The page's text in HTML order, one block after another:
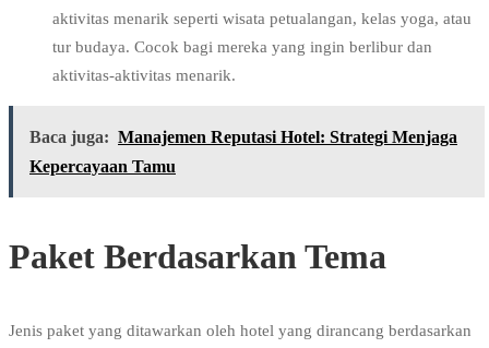
aktivitas menarik seperti wisata petualangan, kelas yoga, atau
tur budaya. Cocok bagi mereka yang ingin berlibur dan
aktivitas-aktivitas menarik.
Baca juga: Manajemen Reputasi Hotel: Strategi Menjaga
Kepercayaan Tamu
Paket Berdasarkan Tema
Jenis paket yang ditawarkan oleh hotel yang dirancang berdasarkan